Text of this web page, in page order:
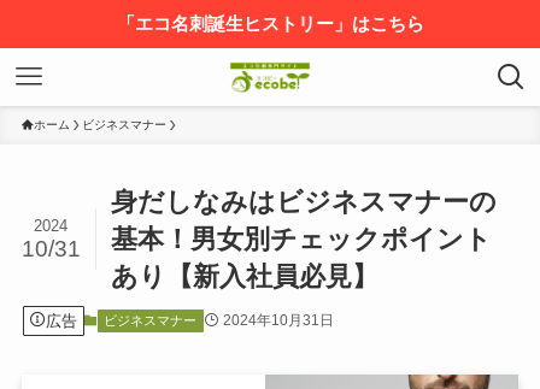
「エコ名刺誕生ヒストリー」はこちら
ホーム ビジネスマナー
身だしなみはビジネスマナーの
基本！男女別チェックポイント
あり【新入社員必見】
2024
10/31
広告 ビジネスマナー 2024年10月31日